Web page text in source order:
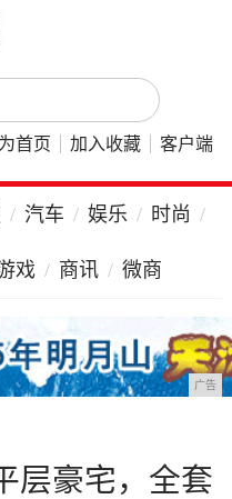
首页 加入收藏 客户端
汽车 娱乐 时尚
戏 商讯 微商
广告
层豪宅，全套